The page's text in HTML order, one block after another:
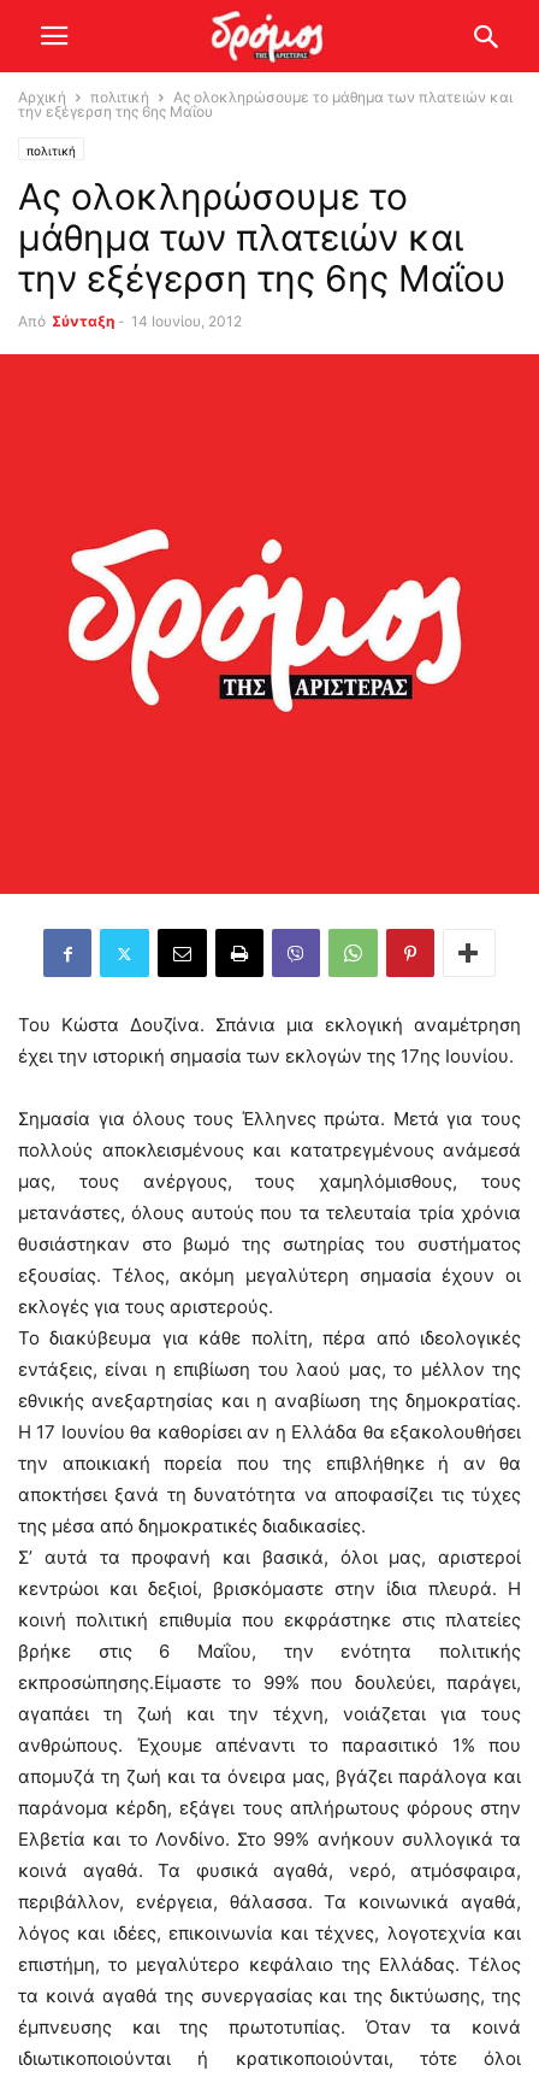
Αρχική πολιτική
Ας ολοκληρώσουμε το μάθημα των πλατειών και
την εξέγερση της 6ης Μαΐου
πολιτική
Ας ολοκληρώσουμε το
μάθημα των πλατειών και
την εξέγερση της 6ης Μαΐου
Από Σύνταξη - 14 Ιουνίου, 2012
Του Κώστα Δουζίνα. Σπάνια μια εκλογική αναμέτρηση
έχει την ιστορική σημασία των εκλογών της 17ης Ιουνίου.
Σημασία για όλους τους Έλληνες πρώτα. Μετά για τους
πολλούς αποκλεισμένους και κατατρεγμένους ανάμεσά
μας, τους ανέργους, τους χαμηλόμισθους, τους
μετανάστες, όλους αυτούς που τα τελευταία τρία χρόνια
θυσιάστηκαν στο βωμό της σωτηρίας του συστήματος
εξουσίας. Τέλος, ακόμη μεγαλύτερη σημασία έχουν οι
εκλογές για τους αριστερούς.
Το διακύβευμα για κάθε πολίτη, πέρα από ιδεολογικές
εντάξεις, είναι η επιβίωση του λαού μας, το μέλλον της
εθνικής ανεξαρτησίας και η αναβίωση της δημοκρατίας.
Η 17 Ιουνίου θα καθορίσει αν η Ελλάδα θα εξακολουθήσει
την αποικιακή πορεία που της επιβλήθηκε ή αν θα
αποκτήσει ξανά τη δυνατότητα να αποφασίζει τις τύχες
της μέσα από δημοκρατικές διαδικασίες.
Σ’ αυτά τα προφανή και βασικά, όλοι μας, αριστεροί
κεντρώοι και δεξιοί, βρισκόμαστε στην ίδια πλευρά. Η
κοινή πολιτική επιθυμία που εκφράστηκε στις πλατείες
βρήκε στις 6 Μαΐου, την ενότητα πολιτικής
εκπροσώπησης.Είμαστε το 99% που δουλεύει, παράγει,
αγαπάει τη ζωή και την τέχνη, νοιάζεται για τους
ανθρώπους. Έχουμε απέναντι το παρασιτικό 1% που
απομυζά τη ζωή και τα όνειρα μας, βγάζει παράλογα και
παράνομα κέρδη, εξάγει τους απλήρωτους φόρους στην
Ελβετία και το Λονδίνο. Στο 99% ανήκουν συλλογικά τα
κοινά αγαθά. Τα φυσικά αγαθά, νερό, ατμόσφαιρα,
περιβάλλον, ενέργεια, θάλασσα. Τα κοινωνικά αγαθά,
λόγος και ιδέες, επικοινωνία και τέχνες, λογοτεχνία και
επιστήμη, το μεγαλύτερο κεφάλαιο της Ελλάδας. Τέλος
τα κοινά αγαθά της συνεργασίας και της δικτύωσης, της
έμπνευσης και της πρωτοτυπίας. Όταν τα κοινά
ιδιωτικοποιούνται ή κρατικοποιούνται, τότε όλοι